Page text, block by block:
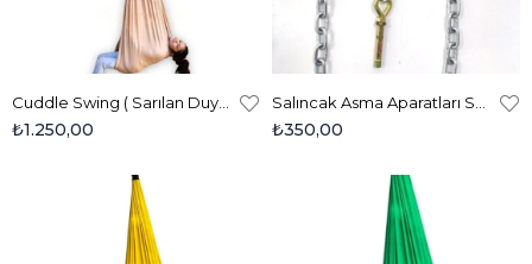
₺1.250,00 ₺350,00